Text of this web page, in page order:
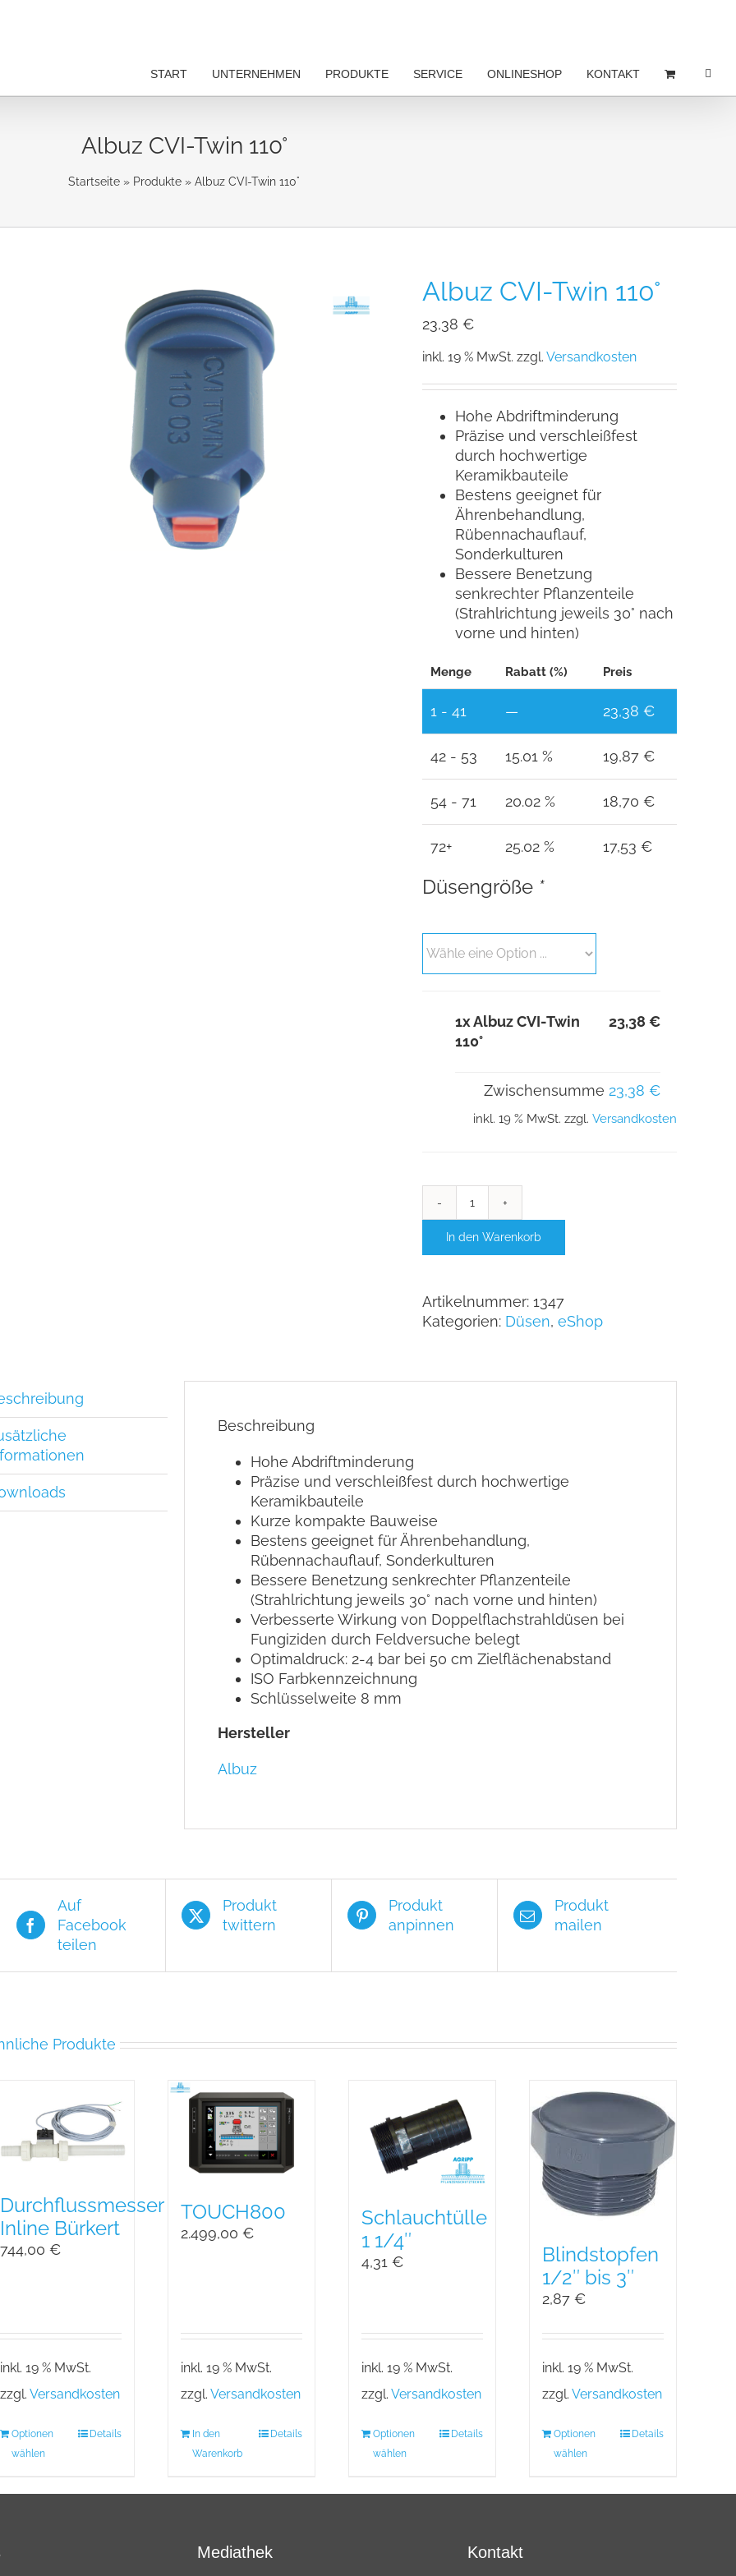
START UNTERNEHMEN PRODUKTE SERVICE ONLINESHOP KONTAKT
Albuz CVI-Twin 110°
Startseite » Produkte » Albuz CVI-Twin 110°
Albuz CVI-Twin 110°
23,38 €
inkl. 19 % MwSt. zzgl. Versandkosten
Hohe Abdriftminderung
Präzise und verschleißfest
durch hochwertige
Keramikbauteile
Bestens geeignet für
Ährenbehandlung,
Rübennachauflauf,
Sonderkulturen
Bessere Benetzung
senkrechter Pflanzenteile
(Strahlrichtung jeweils 30° nach
vorne und hinten)
Menge Rabatt (%) Preis
1 - 41 — 23,38 €
42 - 53 15.01 % 19,87 €
54 - 71 20.02 % 18,70 €
72+ 25.02 % 17,53 €
Düsengröße *
1xAlbuz CVI-Twin
110°
23,38 €
Zwischensumme 23,38 €
inkl. 19 % MwSt. zzgl. Versandkosten
Albuz
CVI-
In den Warenkorb
Artikelnummer: 1347
Kategorien: Düsen, eShop
Beschreibung
Hohe Abdriftminderung
Präzise und verschleißfest durch hochwertige
Keramikbauteile
Kurze kompakte Bauweise
Bestens geeignet für Ährenbehandlung,
Rübennachauflauf, Sonderkulturen
Bessere Benetzung senkrechter Pflanzenteile
(Strahlrichtung jeweils 30° nach vorne und hinten)
Verbesserte Wirkung von Doppelflachstrahldüsen bei
Fungiziden durch Feldversuche belegt
Optimaldruck: 2-4 bar bei 50 cm Zielflächenabstand
ISO Farbkennzeichnung
Schlüsselweite 8 mm
Hersteller
Albuz
Auf
Facebook
teilen
Produkt
twittern
Produkt
anpinnen
Produkt
mailen
Produkte
Durchflussmesser
Inline Bürkert
744,00 €
inkl. 19 % MwSt.
zzgl. Versandkosten
Optionen
wählen
Details
TOUCH800
2.499,00 €
inkl. 19 % MwSt.
zzgl. Versandkosten
In den
Warenkorb
Details
Schlauchtülle
1 1/4″
4,31 €
inkl. 19 % MwSt.
zzgl. Versandkosten
Optionen
wählen
Details
Blindstopfen
1/2″ bis 3″
2,87 €
inkl. 19 % MwSt.
zzgl. Versandkosten
Optionen
wählen
Details
Mediathek Kontakt